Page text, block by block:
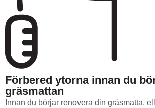
Förbered ytorna innan du
gräsmattan
Innan du börjar renovera din gräsmatta,